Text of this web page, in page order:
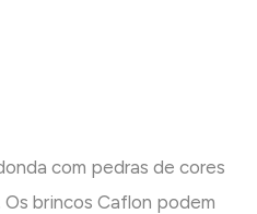
com pedras de cores
brincos Caflon podem